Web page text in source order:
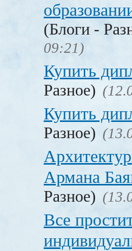
(Блоги -
09:21)
Купить
Разное)
Купить
Разное)
Армана
Разное)
Все